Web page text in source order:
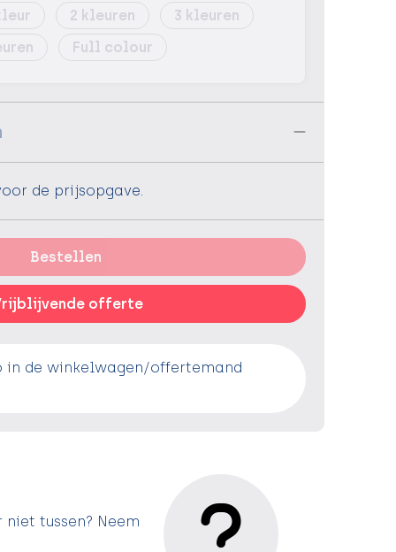
2
3
Full colour
de prijsopgave.
Bestellen
offerte
in de winkelwagen/offertemand
tussen? Neem